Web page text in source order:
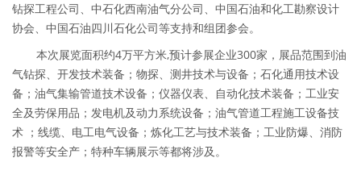
钻探工程公司、中石化西南油气分公司、中国石油和化工勘察设计
协会、中国石油四川石化公司等支持和组团参会。
本次展览面积约4万平方米,预计参展企业300家，展品范围到油
气钻探、开发技术装备；物探、测井技术与设备；石化通用技术设
备；油气集输管道技术设备；仪器仪表、自动化技术装备；工业安
全及劳保用品；发电机及动力系统设备；油气管道工程施工设备技
术 ；线缆、电工电气设备；炼化工艺与技术装备；工业防爆、消防
报警等安全产；特种车辆展示等都将涉及。